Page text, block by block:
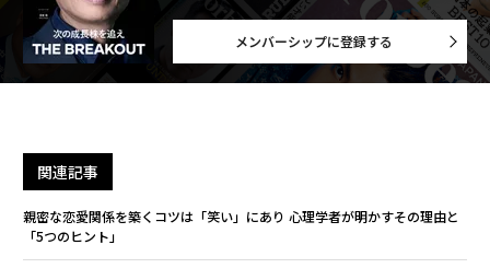
メンバーシップに登録する
関連記事
親密な恋愛関係を築くコツは「笑い」にあり 心理学者が明かすその理由と
「5つのヒント」